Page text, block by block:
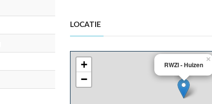
LOCATIE
RWZI - Huizen
×
+
−